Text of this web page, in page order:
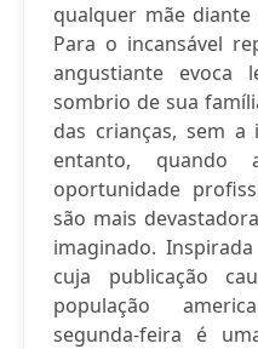
qualquer mãe diante
Para o incansável
angustiante evoca
sombrio de sua
das crianças, sem a
entanto,
oportunidade
são mais
imaginado.
cuja publicação
população
segunda-feira é